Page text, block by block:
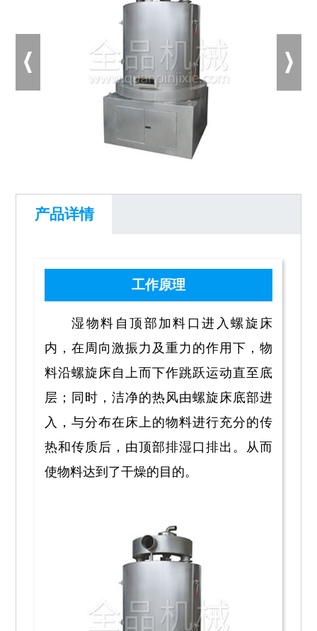
产品详情
工作原理
湿物料自顶部加料口进入螺旋床
内，在周向激振力及重力的作用下，物
料沿螺旋床自上而下作跳跃运动直至底
层；同时，洁净的热风由螺旋床底部进
入，与分布在床上的物料进行充分的传
热和传质后，由顶部排湿口排出。从而
使物料达到了干燥的目的。